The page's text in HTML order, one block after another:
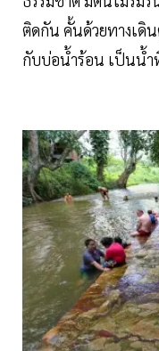
ติดกัน คั้นด้วยทางเดิ
กับบ่อน้ำร้อน เป็นน้ำ